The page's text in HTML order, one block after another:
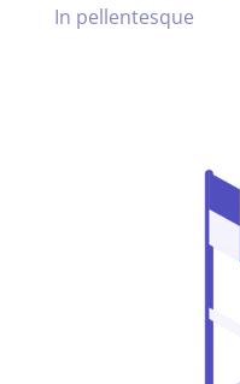
In pellentesque